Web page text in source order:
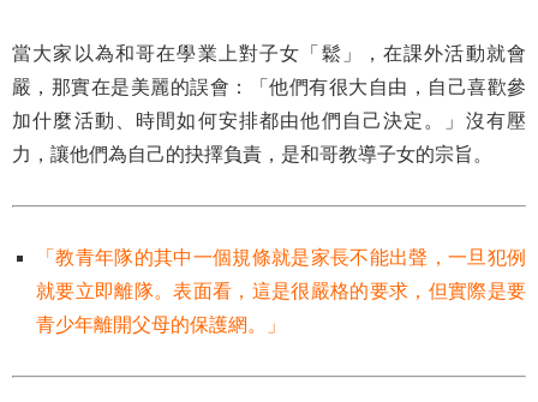
當大家以為和哥在學業上對子女「鬆」，在課外活動就會
嚴，那實在是美麗的誤會：「他們有很大自由，自己喜歡參
加什麼活動、時間如何安排都由他們自己決定。」沒有壓
力，讓他們為自己的抉擇負責，是和哥教導子女的宗旨。
「教青年隊的其中一個規條就是家長不能出聲，一旦犯例
就要立即離隊。表面看，這是很嚴格的要求，但實際是要
青少年離開父母的保護網。」